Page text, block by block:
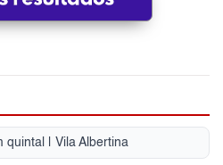
quintal | Vila Albertina